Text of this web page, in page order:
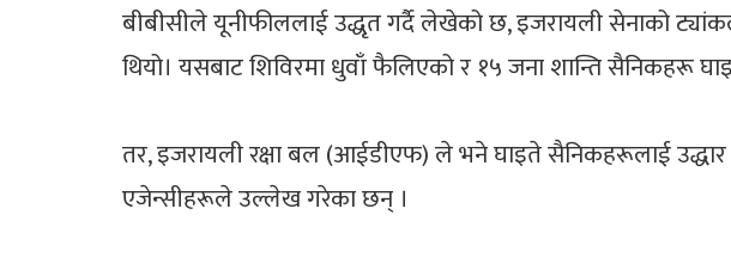
बीबीसीले यूनीफीललाई उद्धृत गर्दै लेखेको छ, इजरायली सेनाको
थियो। यसबाट शिविरमा धुवाँ फैलिएको र १५ जना शान्ति सैनिकहरू
तर, इजरायली रक्षा बल (आईडीएफ) ले भने घाइते सैनिकहरूलाई उद्धार
एजेन्सीहरूले उल्लेख गरेका छन् ।